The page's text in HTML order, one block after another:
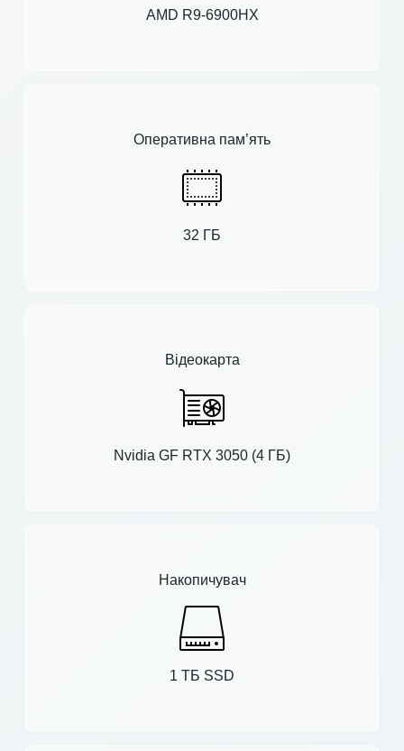
AMD R9-6900HX
Оперативна пам’ять
32 ГБ
Відеокарта
Nvidia GF RTX 3050 (4 ГБ)
Накопичувач
1 ТБ SSD